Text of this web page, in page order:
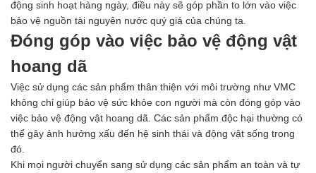
động sinh hoạt hàng ngày, điều này sẽ góp phần to lớn vào việc
bảo vệ nguồn tài nguyên nước quý giá của chúng ta.
Đóng góp vào việc bảo vệ động vật
hoang dã
Việc sử dụng các sản phẩm thân thiện với môi trường như VMC
không chỉ giúp bảo vệ sức khỏe con người mà còn đóng góp vào
việc bảo vệ động vật hoang dã. Các sản phẩm độc hại thường có
thể gây ảnh hưởng xấu đến hệ sinh thái và động vật sống trong
đó.
Khi mọi người chuyển sang sử dụng các sản phẩm an toàn và tự